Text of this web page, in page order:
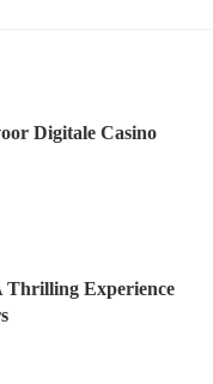
Digitale Casino
Thrilling Experience